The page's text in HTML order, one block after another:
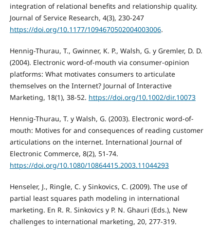
integration of relational benefits and relationship quality.
Journal of Service Research, 4(3), 230-247
https://doi.org/10.1177/1094670502004003006.
Hennig-Thurau, T., Gwinner, K. P., Walsh, G. y Gremler, D. D.
(2004). Electronic word-of-mouth via consumer-opinion
platforms: What motivates consumers to articulate
themselves on the Internet? Journal of Interactive
Marketing, 18(1), 38-52. https://doi.org/10.1002/dir.10073
Hennig-Thurau, T. y Walsh, G. (2003). Electronic word-of-
mouth: Motives for and consequences of reading customer
articulations on the internet. International Journal of
Electronic Commerce, 8(2), 51-74.
https://doi.org/10.1080/10864415.2003.11044293
Henseler, J., Ringle, C. y Sinkovics, C. (2009). The use of
partial least squares path modeling in international
marketing. En R. R. Sinkovics y P. N. Ghauri (Eds.), New
challenges to international marketing, 20, 277-319.